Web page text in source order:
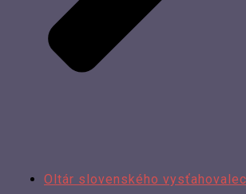
Oltár slovenského